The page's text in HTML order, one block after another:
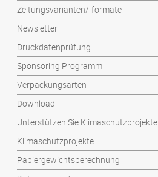
Zeitungsvarianten/-formate
Newsletter
Druckdatenprüfung
Sponsoring Programm
Verpackungsarten
Download
Unterstützen Sie Klimaschutzprojekte
Klimaschutzprojekte
Papiergewichtsberechnung